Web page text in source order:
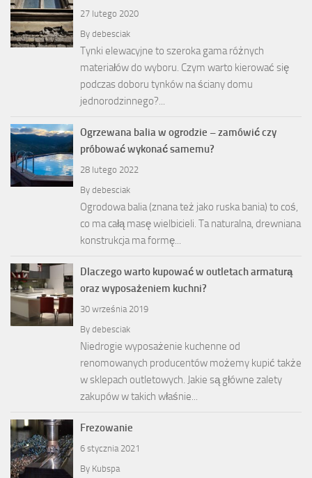
27 lutego 2020
By debesciak
Tynki elewacyjne to szeroka gama różnych
materiałów do wyboru. Czym warto kierować się
podczas doboru tynków na ściany domu
jednorodzinnego?...
Ogrzewana balia w ogrodzie – zamówić czy
próbować wykonać samemu?
28 lutego 2022
By debesciak
Ogrodowa balia (znana też jako ruska bania) to coś,
co ma całą masę wielbicieli. Ta naturalna, drewniana
konstrukcja ma formę...
Dlaczego warto kupować w outletach armaturą
oraz wyposażeniem kuchni?
30 września 2019
By debesciak
Niedrogie wyposażenie kuchenne od
renomowanych producentów możemy kupić także
w sklepach outletowych. Jakie są główne zalety
zakupów w takich właśnie...
Frezowanie
6 stycznia 2021
By Kubspa